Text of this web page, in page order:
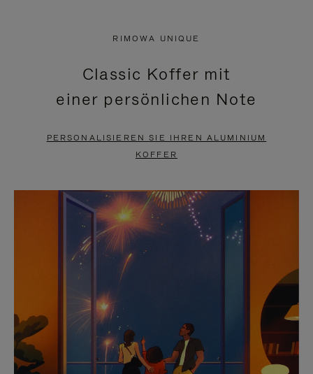
PAUSIERT,
BITTE
DRÜCKEN
ANZUHALTEN
KLICKEN
SIE
ZUM
AUFHEBEN
STUMMSCHALTUNG
RIMOWA UNIQUE
Classic Koffer mit
einer persönlichen Note
PERSONALISIEREN SIE IHREN ALUMINIUM
KOFFER